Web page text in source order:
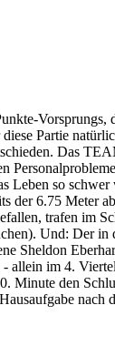
Vorsprungs,
Partie
Das
Leben so
der 6.75 Meter
trafen im
Und: Der in
Sheldon
- allein im 4.
Minute den
nach